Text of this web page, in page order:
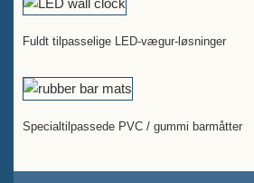
Fuldt tilpasselige LED-vægur-løsninger
Specialtilpassede PVC / gummi barmåtter